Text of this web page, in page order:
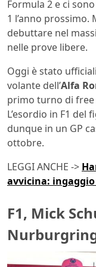
Formula 2 e ci
1 l’anno prossimo.
debuttare nel
nelle prove libere.
Oggi è stato
volante dell’Alfa
primo turno di free
L’esordio in F1 del
dunque in un GP
ottobre.
LEGGI ANCHE ->
avvicina:
F1, Mick